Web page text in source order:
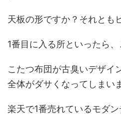
天板の形ですか？それとも
1番目に入る所といったら、
こたつ布団が古臭いデザイ
全体がダサくなってしまい
楽天で1番売れているモダ